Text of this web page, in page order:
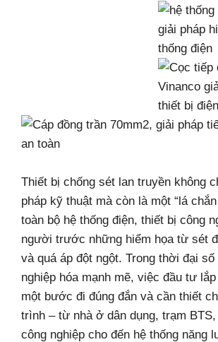
Thiết bị chống sét lan truyền không
pháp kỹ thuật mà còn là một “lá
toàn bộ hệ thống điện, thiết bị công
người trước những hiểm họa từ sét
và quá áp đột ngột. Trong thời đại số
nghiệp hóa mạnh mẽ, việc đầu tư
một bước đi đúng đắn và cần thiết
trình – từ nhà ở dân dụng, trạm
công nghiệp cho đến hệ thống năng